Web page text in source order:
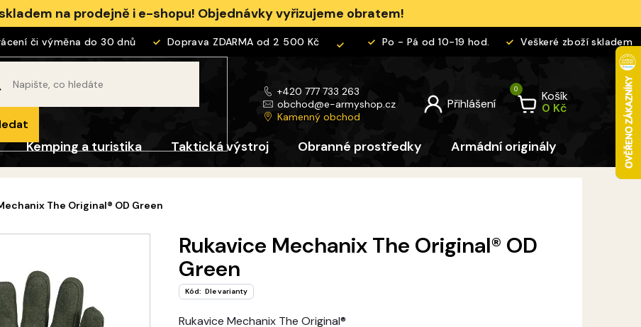
na prodejně i e-shopu! Objednávky vyřizujeme obratem!
či výměna do 30 dnů Doprava ZDARMA od 2 500 Kč Po - Pá od 10-19 hod. Veškeré zboží skladem
+420 777 733 263
obchod@e-armyshop.cz
Kamenný obchod
Košík
Kemping a turistika Taktická výstroj Obranné prostředky Armádní originály Pro děti
The Original® OD Green
Rukavice Mechanix The Original®
Rukavice Mechanix The Original® OD
Green
Kód: Dle varianty